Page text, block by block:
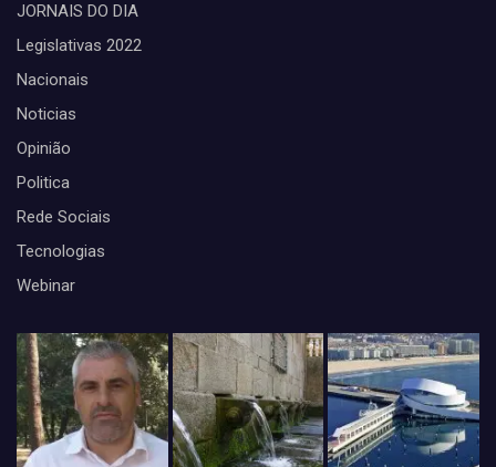
JORNAIS DO DIA
Legislativas 2022
Nacionais
Noticias
Opinião
Politica
Rede Sociais
Tecnologias
Webinar